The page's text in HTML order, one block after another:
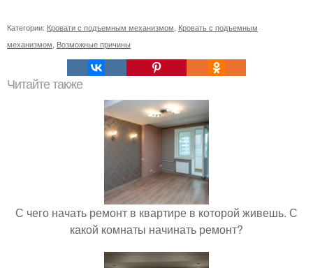
Категории: Кровати с подъемным механизмом Кровать с подъемным
механизмом Возможные причины
Читайте также
С чего начать ремонт в квартире в которой живешь. С
какой комнаты начинать ремонт?